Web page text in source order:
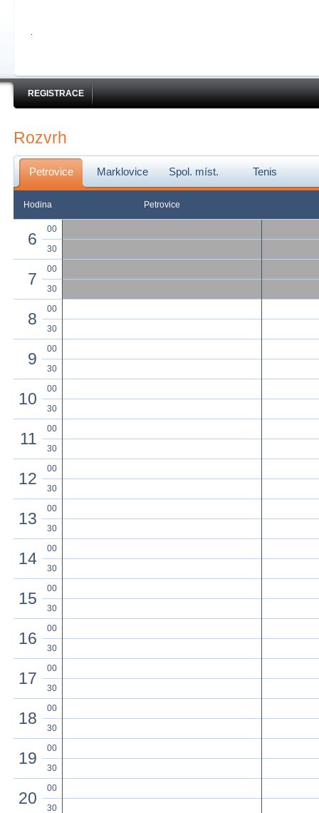
REGISTRACE
Rozvrh
Petrovice Marklovice Spol. míst. Tenis
Hodina Petrovice
6
00
30
7
00
30
8
00
30
9
00
30
10
00
30
11
00
30
12
00
30
13
00
30
14
00
30
15
00
30
16
00
30
17
00
30
18
00
30
19
00
30
20
00
30